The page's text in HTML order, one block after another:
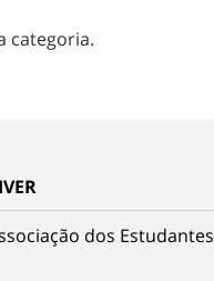
categoria.
dos Estudantes